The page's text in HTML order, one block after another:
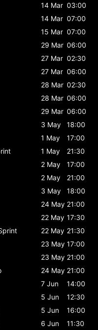
14 Mar 03:00
14 Mar 07:00
15 Mar 07:00
29 Mar 06:00
27 Mar 02:30
27 Mar 06:00
28 Mar 02:30
28 Mar 06:00
29 Mar 06:00
3 May
18:00
1 May
17:00
1 May
21:30
2 May
17:00
2 May
21:00
3 May
18:00
24 May 21:00
22 May 17:30
22 May 21:30
23 May 17:00
23 May 21:00
24 May 21:00
7 Jun
14:00
5 Jun
12:30
5 Jun
16:00
6 Jun
11:30